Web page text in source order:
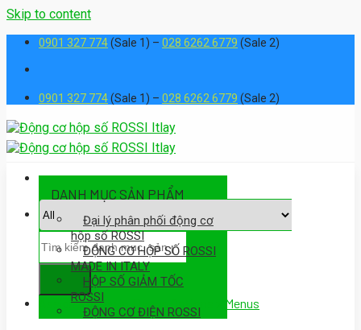
Skip to content
0901 327 774(Sale 1) – 028 6262 6779 (Sale 2)
0901 327 774(Sale 1) – 028 6262 6779 (Sale 2)
Assign a menu in Theme Options > Menus
DANH MỤC SẢN PHẨM
Đại lý phân phối động cơ
hộp số ROSSI
ĐỘNG CƠ HỘP SỐ ROSSI
MADE IN ITALY
HỘP SỐ GIẢM TỐC
ROSSI
ĐỘNG CƠ ĐIỆN ROSSI